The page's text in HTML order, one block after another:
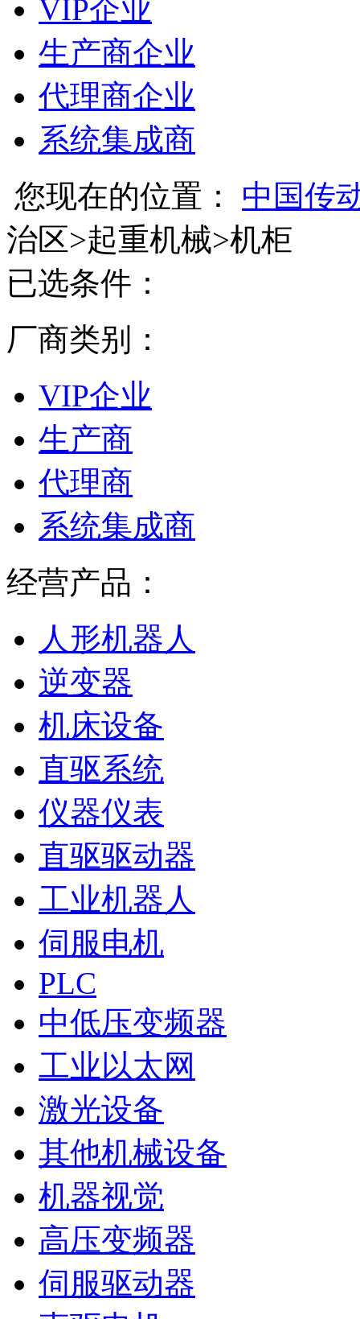
VIP企业
生产商企业
代理商企业
系统集成商
您现在的位置：
中国传
治区>起重机械>机柜
已选条件：
厂商类别：
VIP企业
生产商
代理商
系统集成商
经营产品：
人形机器人
逆变器
机床设备
直驱系统
仪器仪表
直驱驱动器
工业机器人
伺服电机
PLC
中低压变频器
工业以太网
激光设备
其他机械设备
机器视觉
高压变频器
伺服驱动器